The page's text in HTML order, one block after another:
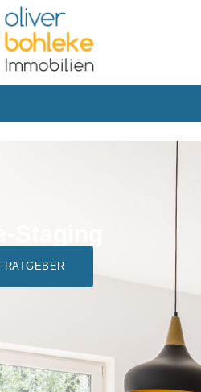
– Home
RATGEBER